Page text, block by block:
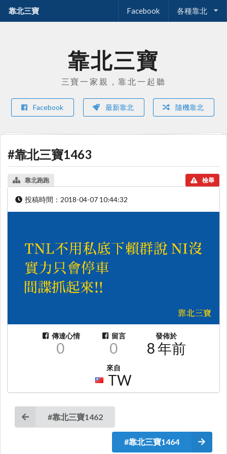
靠北三寶 Facebook 各種靠北
靠北三寶
三寶一家親，靠北一起聽
Facebook 最新靠北 隨機靠北
#靠北三寶1463
靠北跑跑 檢舉
投稿時間： 2018-04-07 10:44:32
傳達心情
0
留言
0
發佈於
8 年前
來自
TW
#靠北三寶1462
#靠北三寶1464